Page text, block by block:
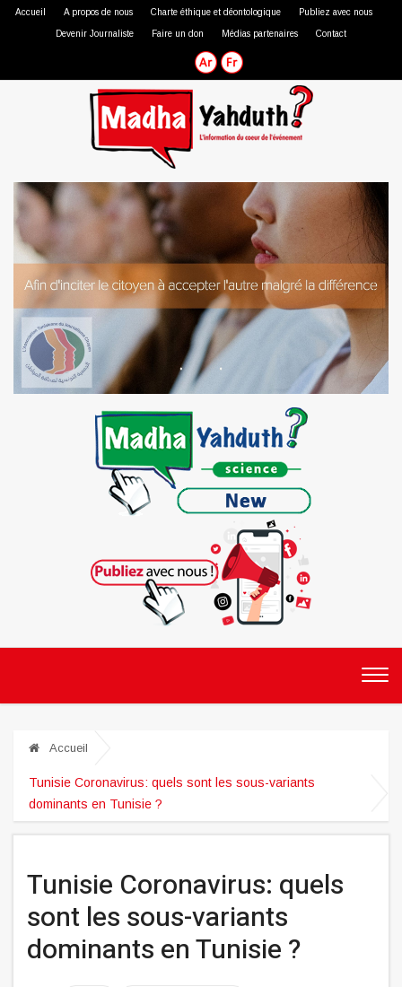
Accueil A propos de nous Charte éthique et déontologique Publiez avec nous
Devenir Journaliste Faire un don Médias partenaires Contact
Accueil
Tunisie Coronavirus: quels sont les sous-variants
dominants en Tunisie ?
Tunisie Coronavirus: quels
sont les sous-variants
dominants en Tunisie ?